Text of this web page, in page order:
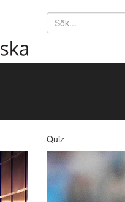
Söktext
Quiz